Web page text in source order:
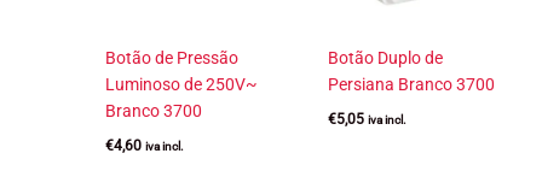
Botão de Pressão
Luminoso de 250V~
Branco 3700
€4,60 iva incl.
Botão Duplo de
Persiana Branco 3700
€5,05 iva incl.